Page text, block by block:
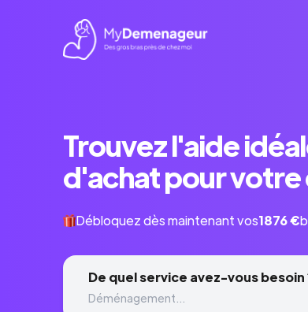
Trouvez l'aide
d'achat pour
Débloquez dès maintenant vos1876 €
De quel service avez-vous besoin
Déménagement...